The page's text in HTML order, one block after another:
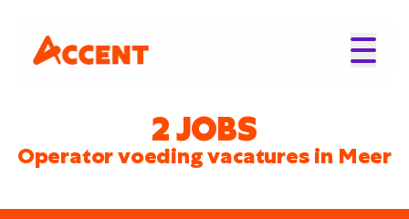
2 JOBS
Operator voeding vacatures in Meer